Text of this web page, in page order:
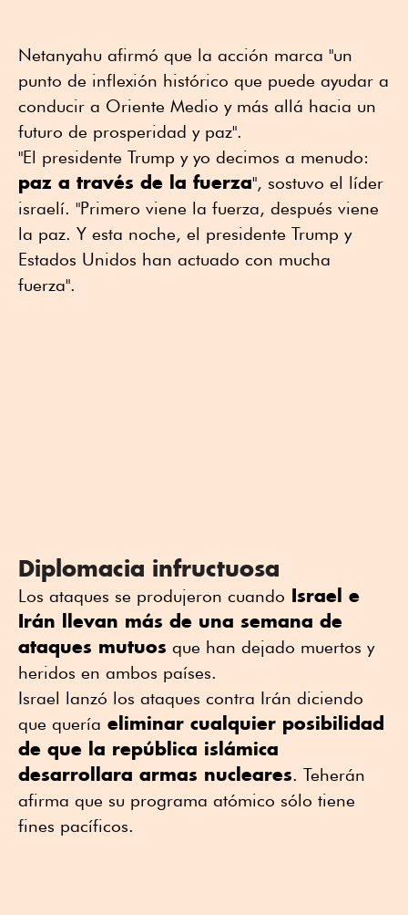
Netanyahu afirmó que la acción marca "un
punto de inflexión histórico que puede ayudar a
conducir a Oriente Medio y más allá hacia un
futuro de prosperidad y paz".
"El presidente Trump y yo decimos a menudo:
paz a través de la fuerza", sostuvo el líder
israelí. "Primero viene la fuerza, después viene
la paz. Y esta noche, el presidente Trump y
Estados Unidos han actuado con mucha
fuerza".
Diplomacia infructuosa
Los ataques se produjeron cuando Israel e
Irán llevan más de una semana de
ataques mutuos que han dejado muertos y
heridos en ambos países.
Israel lanzó los ataques contra Irán diciendo
que quería eliminar cualquier posibilidad
de que la república islámica
desarrollara armas nucleares. Teherán
afirma que su programa atómico sólo tiene
fines pacíficos.